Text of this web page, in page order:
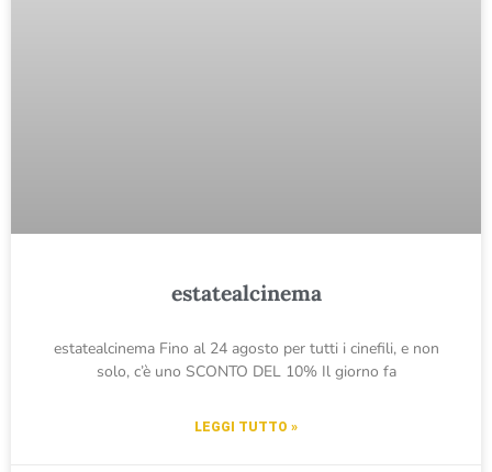
estatealcinema
estatealcinema Fino al 24 agosto per tutti i cinefili, e non
solo, c’è uno SCONTO DEL 10% Il giorno fa
LEGGI TUTTO »